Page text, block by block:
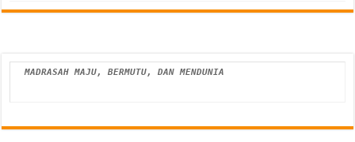
MADRASAH MAJU, BERMUTU, DAN MENDUNIA